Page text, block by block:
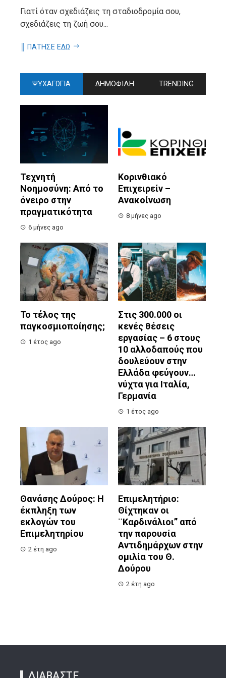
Γιατί όταν σχεδιάζεις τη σταδιοδρομία σου,
σχεδιάζεις τη ζωή σου...
║ ΠΑΤΗΣΕ ΕΔΩ
ΨΥΧΑΓΩΓΙΑ ΔΗΜΟΦΙΛΗ TRENDING
Τεχνητή
Νοημοσύνη: Από το
όνειρο στην
πραγματικότητα
6 μήνες ago
Κορινθιακό
Επιχειρείν –
Ανακοίνωση
8 μήνες ago
Το τέλος της
παγκοσμιοποίησης;
1 έτος ago
Στις 300.000 οι
κενές θέσεις
εργασίας – 6 στους
10 αλλοδαπούς που
δουλεύουν στην
Ελλάδα φεύγουν…
νύχτα για Ιταλία,
Γερμανία
1 έτος ago
Θανάσης Δούρος: Η
έκπληξη των
εκλογών του
Επιμελητηρίου
2 έτη ago
Επιμελητήριο:
Θίχτηκαν οι
¨Καρδινάλιοι” από
την παρουσία
Αντιδημάρχων στην
ομιλία του Θ.
Δούρου
2 έτη ago